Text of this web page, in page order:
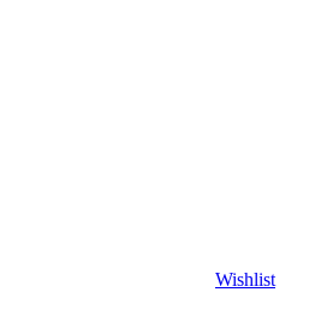
Wishlist